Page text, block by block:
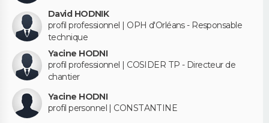
David HODNIK
profil professionnel | OPH d'Orléans - Responsable
technique
Yacine HODNI
profil professionnel | COSIDER TP - Directeur de
chantier
Yacine HODNI
profil personnel | CONSTANTINE